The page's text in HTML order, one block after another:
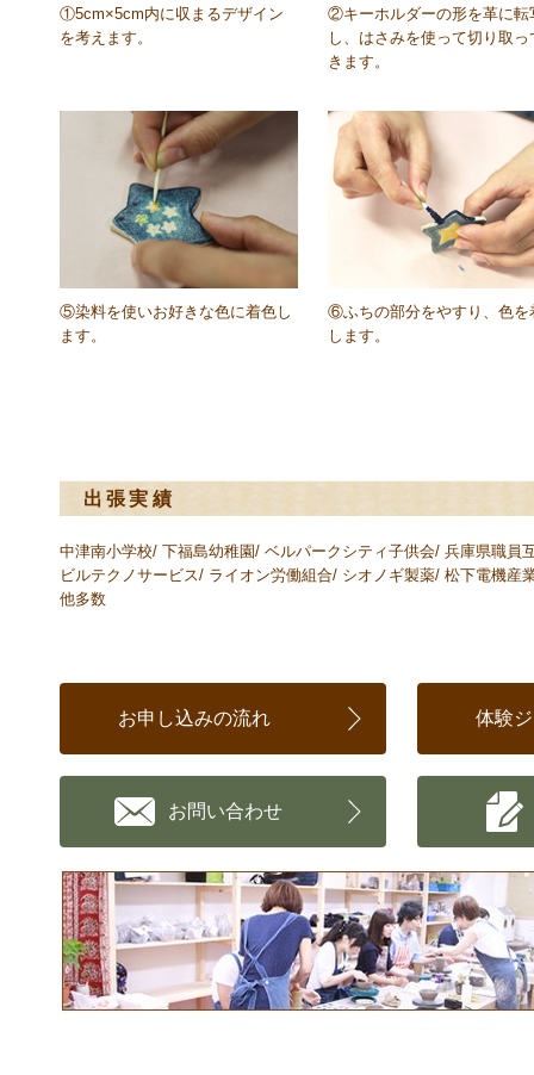
①5cm×5cm内に収まるデザイン
を考えます。
②キーホルダーの形を革に転
し、はさみを使って切り取っ
きます。
⑤染料を使いお好きな色に着色し
ます。
⑥ふちの部分をやすり、色を
します。
出張実績
中津南小学校/ 下福島幼稚園/ ベルパークシティ子供会/ 兵庫県職
ビルテクノサービス/ ライオン労働組合/ シオノギ製薬/ 松下電機
他多数
お申し込みの流れ 体験
お問い合わせ